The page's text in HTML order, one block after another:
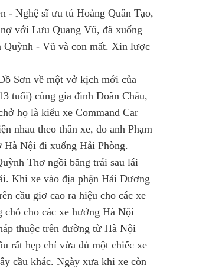
- Nghệ sĩ ưu tú Hoàng Quân Tạo,
với Lưu Quang Vũ, đã xuống
Quỳnh - Vũ và con mất. Xin lược
Sơn về một vở kịch mới của
tuổi) cùng gia đình Doãn Châu,
họ là kiểu xe Command Car
nhau theo thân xe, do anh Phạm
Nội đi xuống Hải Phòng.
Thơ ngồi băng trái sau lái
Khi xe vào địa phận Hải Dương
cầu giơ cao ra hiệu cho các xe
cho các xe hướng Hà Nội
thuộc trên đường từ Hà Nội
rất hẹp chỉ vừa đủ một chiếc xe
cầu khác. Ngày xưa khi xe còn